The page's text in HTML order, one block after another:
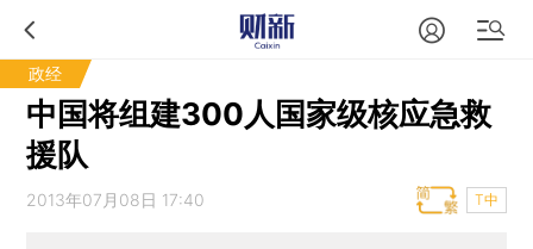
政经
中国将组建300人国家级核应急救
援队
2013年07月08日 17:40 T中